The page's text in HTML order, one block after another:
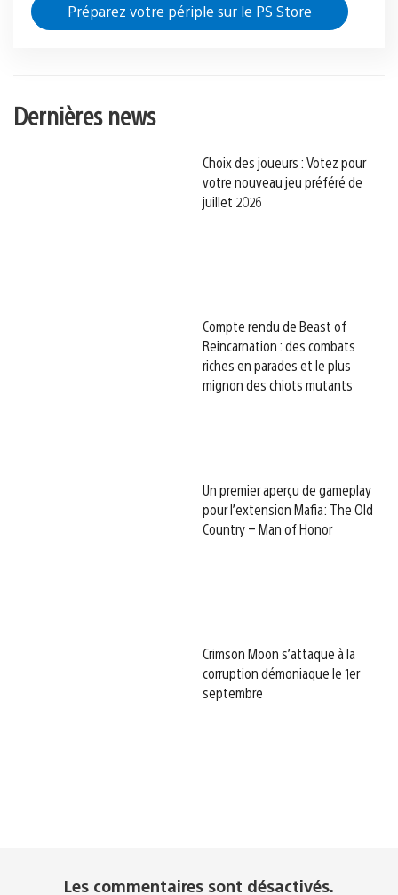
Préparez votre périple sur le PS Store
Dernières news
Choix des joueurs : Votez pour
votre nouveau jeu préféré de
juillet 2026
Compte rendu de Beast of
Reincarnation : des combats
riches en parades et le plus
mignon des chiots mutants
Un premier aperçu de gameplay
pour l’extension Mafia: The Old
Country – Man of Honor
Crimson Moon s’attaque à la
corruption démoniaque le 1er
septembre
Les commentaires sont désactivés.